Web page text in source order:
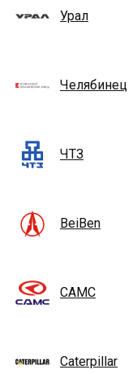
Урал
Челябинец
ЧТЗ
BeiBen
CAMC
Caterpillar